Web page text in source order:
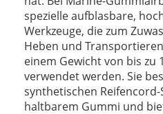
spezielle aufblasbare,
Werkzeuge, die zum
Heben und
einem Gewicht von bis zu
verwendet werden. Sie
synthetischen
haltbarem Gummi und